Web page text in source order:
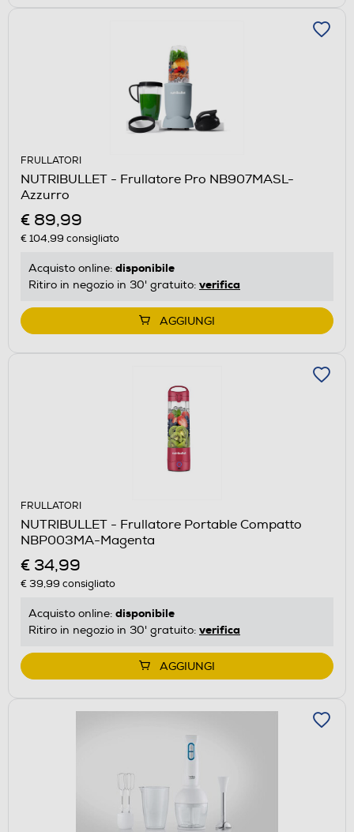
FRULLATORI
NUTRIBULLET - Frullatore Pro NB907MASL-
Azzurro
€ 89,99
€ 104,99 consigliato
Acquisto online: disponibile
Ritiro in negozio in 30' gratuito: verifica
AGGIUNGI
FRULLATORI
NUTRIBULLET - Frullatore Portable Compatto
NBP003MA-Magenta
€ 34,99
€ 39,99 consigliato
Acquisto online: disponibile
Ritiro in negozio in 30' gratuito: verifica
AGGIUNGI